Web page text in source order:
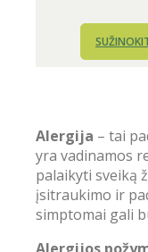
Alergija – tai
yra vadinamos
palaikyti sveiką
įsitraukimo ir
simptomai gali